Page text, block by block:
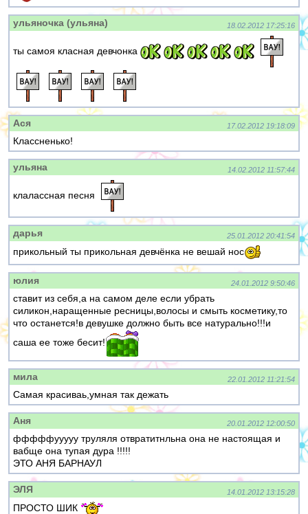
ульяночка (ульяна) 18.02.2012 17:25:16
ты самоя класная девчонка
Ася 17.02.2012 19:18:09
Классненько!
ульяна 14.02.2012 11:57:44
клалассная песня
дарья 25.01.2012 20:41:54
прикольный ты прикольная девчёнка не вешай нос
юлия 24.01.2012 9:50:46
ставит из себя,а на самом деле если убрать
силикон,наращенные ресницы,волосы и смыть косметику,то
что останется!в девушке должно быть все натурально!!!и
саша ее тоже бесит!
мила 22.01.2012 11:21:54
Самая красиваь,умная так дежать
Аня 20.01.2012 12:00:50
фффффууууу труляля отвратитнльна она не настоящая и
вабще она тупая дура !!!!!
ЭТО АНЯ БАРНАУЛ
ЭЛЯ 14.01.2012 13:15:28
ПРОСТО ШИК